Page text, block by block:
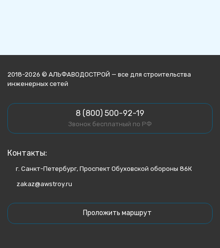
2018-2026 © АЛЬФАВОДОСТРОЙ — все для строительства
инженерных сетей
8 (800) 500-92-19
Звонок бесплатный по РФ
Контакты:
г. Санкт-Петербург, Проспект Обуховской обороны 86К
zakaz@awstroy.ru
Проложить маршрут